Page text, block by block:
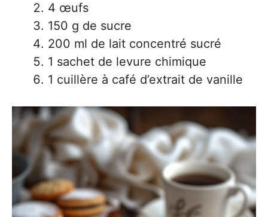
4 œufs
150 g de sucre
200 ml de lait concentré sucré
1 sachet de levure chimique
1 cuillère à café d’extrait de vanille